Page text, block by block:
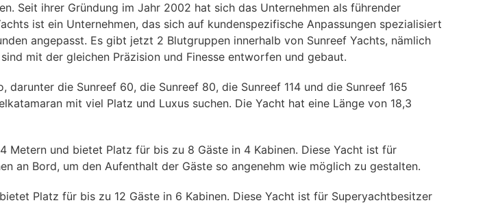
Seit ihrer Gründung im Jahr 2002 hat sich das Unternehmen als führender
ist ein Unternehmen, das sich auf kundenspezifische Anpassungen spezialisiert
angepasst. Es gibt jetzt 2 Blutgruppen innerhalb von Sunreef Yachts, nämlich
mit der gleichen Präzision und Finesse entworfen und gebaut.
die Sunreef 60, die Sunreef 80, die Sunreef 114 und die Sunreef 165
mit viel Platz und Luxus suchen. Die Yacht hat eine Länge von 18,3
und bietet Platz für bis zu 8 Gäste in 4 Kabinen. Diese Yacht ist für
an Bord, um den Aufenthalt der Gäste so angenehm wie möglich zu gestalten.
Platz für bis zu 12 Gäste in 6 Kabinen. Diese Yacht ist für Superyachtbesitzer